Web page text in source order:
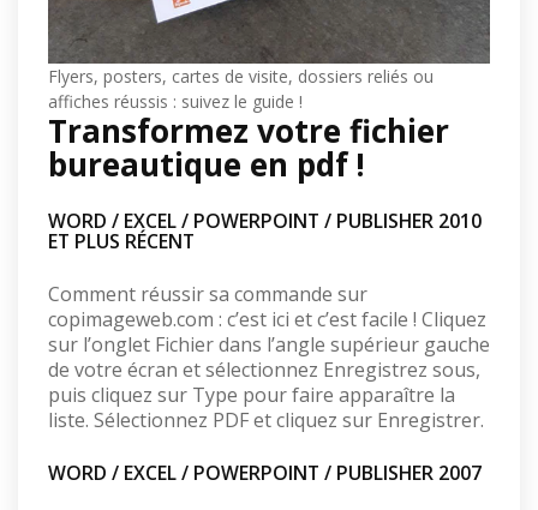
Flyers, posters, cartes de visite, dossiers reliés ou
affiches réussis : suivez le guide !
Transformez votre fichier
bureautique en pdf !
WORD / EXCEL / POWERPOINT / PUBLISHER 2010
ET PLUS RÉCENT
Comment réussir sa commande sur
copimageweb.com : c’est ici et c’est facile ! Cliquez
sur l’onglet Fichier dans l’angle supérieur gauche
de votre écran et sélectionnez Enregistrez sous,
puis cliquez sur Type pour faire apparaître la
liste. Sélectionnez PDF et cliquez sur Enregistrer.
WORD / EXCEL / POWERPOINT / PUBLISHER 2007